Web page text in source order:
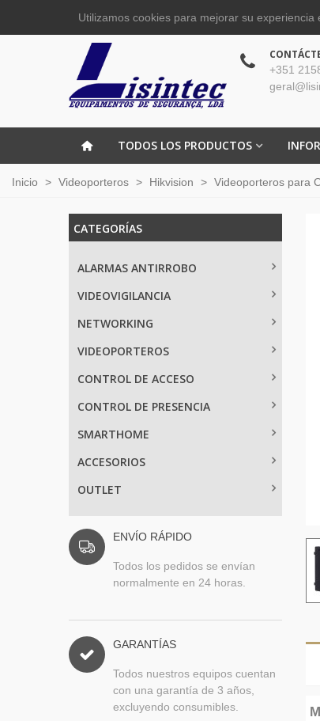
+351
TODOS LOS PRODUCTOS
Inicio > Videoporteros > Hikvision > Videoporteros para
CATEGORÍAS
ALARMAS ANTIRROBO
VIDEOVIGILANCIA
NETWORKING
VIDEOPORTEROS
CONTROL DE ACCESO
CONTROL DE PRESENCIA
SMARTHOME
ACCESORIOS
OUTLET
ENVÍO RÁPIDO
Todos los pedidos se envían
normalmente en 24 horas.
GARANTÍAS
Todos nuestros equipos cuentan
con una garantía de 3 años,
excluyendo consumibles.
Utilizamos cookies para mejorar su experiencia